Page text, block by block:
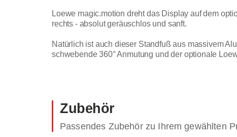
Loewe magic.motion dreht das Display auf dem
rechts - absolut geräuschlos und sanft.
Natürlich ist auch dieser Standfuß aus massivem
schwebende 360° Anmutung und der optionale
Zubehör
Passendes Zubehör zu Ihrem gewählten